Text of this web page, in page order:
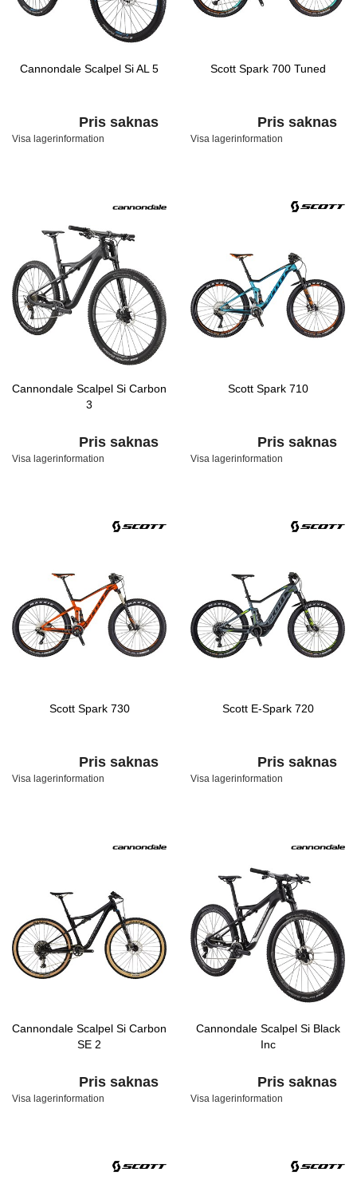
Cannondale Scalpel Si AL 5
Pris saknas
Visa lagerinformation
Scott Spark 700 Tuned
Pris saknas
Visa lagerinformation
Cannondale Scalpel Si Carbon
3
Pris saknas
Visa lagerinformation
Scott Spark 710
Pris saknas
Visa lagerinformation
Scott Spark 730
Pris saknas
Visa lagerinformation
Scott E-Spark 720
Pris saknas
Visa lagerinformation
Cannondale Scalpel Si Carbon
SE 2
Pris saknas
Visa lagerinformation
Cannondale Scalpel Si Black
Inc
Pris saknas
Visa lagerinformation